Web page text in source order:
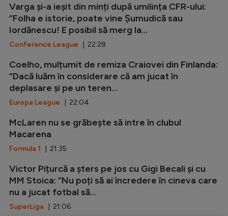
Varga și-a ieșit din minți după umilința CFR-ului:
”Folha e istorie, poate vine Șumudică sau
Iordănescu! E posibil să merg la...
Conference League | 22:28
Coelho, mulțumit de remiza Craiovei din Finlanda:
”Dacă luăm în considerare că am jucat în
deplasare și pe un teren...
Europa League | 22:04
McLaren nu se grăbește să intre în clubul
Macarena
Formula 1 | 21:35
Victor Pițurcă a șters pe jos cu Gigi Becali și cu
MM Stoica: ”Nu poți să ai încredere în cineva care
nu a jucat fotbal să...
SuperLiga | 21:06